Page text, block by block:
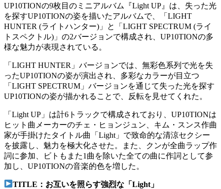
UP10TIONの9枚目のミニアルバム『Light UP』は、失った光
を探すUP10TIONの姿を描いたアルバムで、「LIGHT
HUNTER (ライトハンター)」と「LIGHT SPECTRUM (ライ
トスペクトル)」の2バージョンで構成され、UP10TIONの多
様な魅力が表現されている。
「LIGHT HUNTER」バージョンでは、無彩色系列で光を失
ったUP10TIONの姿が演出され、多彩なカラーが目立つ
「LIGHT SPECTRUM」バージョンを通じて失った光を探す
UP10TIONの姿が描かれることで、反転を見せてくれた。
「Light UP」は計6トラックで構成されており、UP10TIONは
ヒット曲メーカーのチェ・ヒョンジュン、キム・スンス作曲
家が手掛けたタイトル曲「Light」で致命的な清涼セクシー
を披露し、魅力を極大化させた。また、クンが全曲ラップ作
詞に参加、ビトもまた1曲を除いた全ての曲に作詞として参
加し、UP10TIONの音楽的色を増した。
TITLE：お互いを照らす強烈な「Light」